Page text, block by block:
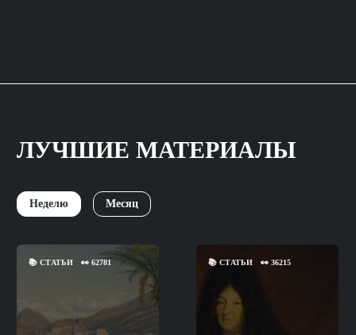
ЛУЧШИЕ МАТЕРИАЛЫ
Неделю Месяц
📚 СТАТЬИ 👀 62781 📚СТАТЬИ 👀36215